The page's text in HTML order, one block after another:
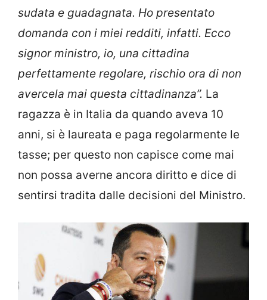
sudata e guadagnata. Ho presentato
domanda con i miei redditi, infatti. Ecco
signor ministro, io, una cittadina
perfettamente regolare, rischio ora di non
avercela mai questa cittadinanza”. La
ragazza è in Italia da quando aveva 10
anni, si è laureata e paga regolarmente le
tasse; per questo non capisce come mai
non possa averne ancora diritto e dice di
sentirsi tradita dalle decisioni del Ministro.